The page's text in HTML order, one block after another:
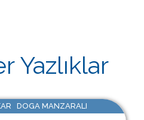
Yazlıklar
DOGA MANZARALI